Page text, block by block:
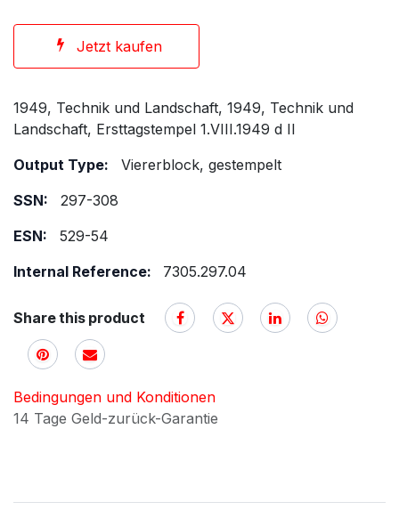
Jetzt kaufen
1949, Technik und Landschaft, 1949, Technik und
Landschaft, Ersttagstempel 1.VIII.1949 d II
Output Type:
Viererblock, gestempelt
SSN:
297-308
ESN:
529-54
Internal Reference:
7305.297.04
Share this product
Bedingungen und Konditionen
14 Tage Geld-zurück-Garantie